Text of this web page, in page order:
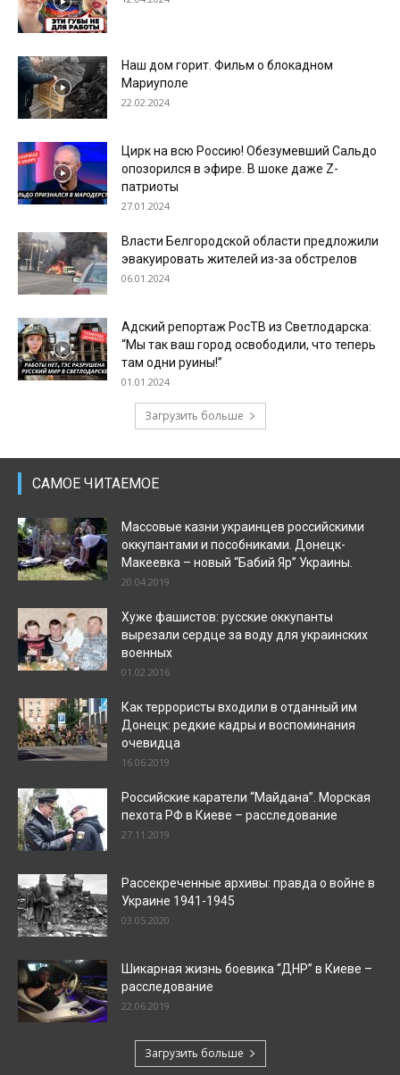
Наш дом горит. Фильм о блокадном
Мариуполе
22.02.2024
Цирк на всю Россию! Обезумевший Сальдо
опозорился в эфире. В шоке даже Z-
патриоты
27.01.2024
Власти Белгородской области предложили
эвакуировать жителей из-за обстрелов
06.01.2024
Адский репортаж РосТВ из Светлодарска:
“Мы так ваш город освободили, что теперь
там одни руины!”
01.01.2024
Загрузить больше
САМОЕ ЧИТАЕМОЕ
Массовые казни украинцев российскими
оккупантами и пособниками. Донецк-
Макеевка – новый “Бабий Яр” Украины.
20.04.2019
Хуже фашистов: русские оккупанты
вырезали сердце за воду для украинских
военных
01.02.2016
Как террористы входили в отданный им
Донецк: редкие кадры и воспоминания
очевидца
16.06.2019
Российские каратели “Майдана”. Морская
пехота РФ в Киеве – расследование
27.11.2019
Рассекреченные архивы: правда о войне в
Украине 1941-1945
03.05.2020
Шикарная жизнь боевика “ДНР” в Киеве –
расследование
22.06.2019
Загрузить больше